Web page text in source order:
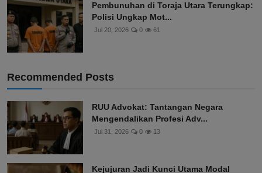
Pembunuhan di Toraja Utara Terungkap:
Polisi Ungkap Mot...
Jul 20, 2026 0 61
Recommended Posts
RUU Advokat: Tantangan Negara
Mengendalikan Profesi Adv...
Jul 31, 2026 0 13
Kejujuran Jadi Kunci Utama Modal